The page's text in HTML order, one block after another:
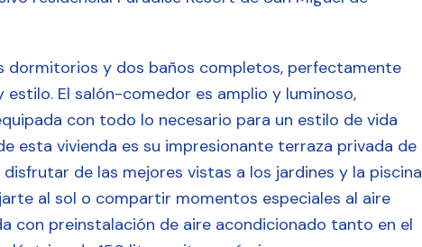
dormitorios y dos baños completos, perfectamente
El salón-comedor es amplio y luminoso,
con todo lo necesario para un estilo de vida
esta vivienda es su impresionante terraza privada de
de las mejores vistas a los jardines y la piscina
al sol o compartir momentos especiales al aire
con preinstalación de aire acondicionado tanto en el